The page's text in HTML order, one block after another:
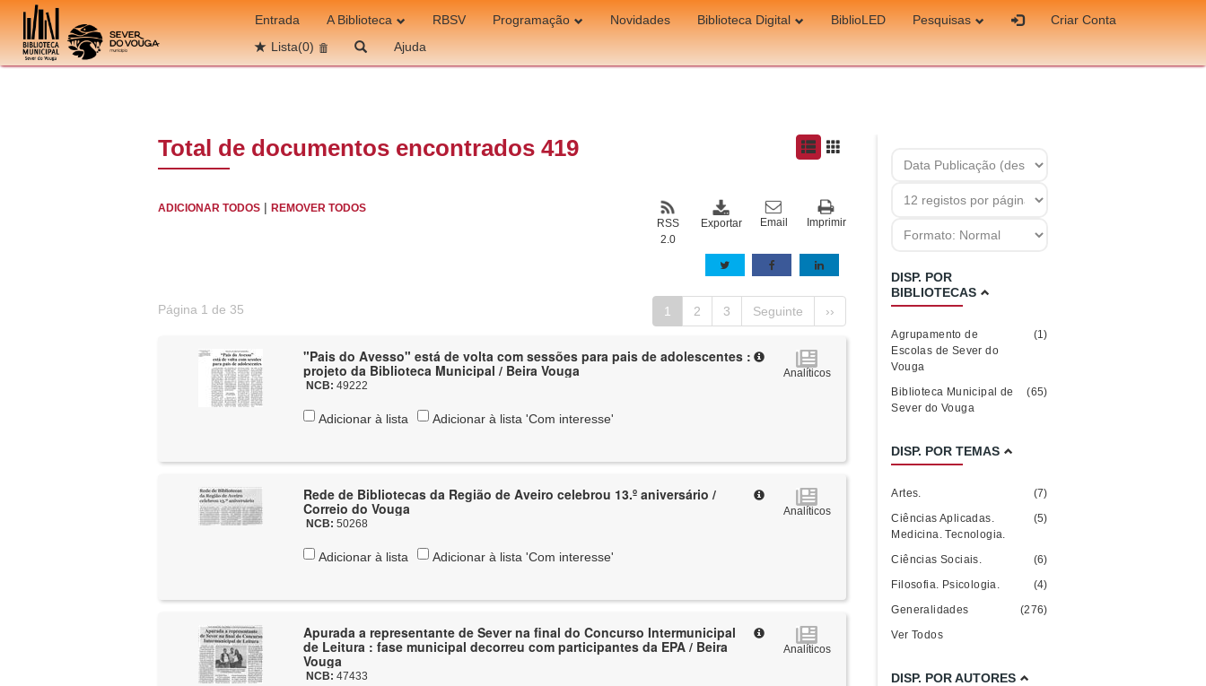
Ir para o conteúdo
Entrada A Biblioteca RBSV Programação Novidades Biblioteca Digital BiblioLED Pesquisas
Criar Conta
Lista(0) Ajuda
Total de documentos encontrados 419
ADICIONAR TODOS |REMOVER TODOS
Imprimir
Email
Exportar
RSS
2.0
Página 1 de 35 1 2 3 Seguinte ››
"Pais do Avesso" está de volta com sessões para pais de adolescentes :
projeto da Biblioteca Municipal / Beira Vouga
NCB:49222
Analíticos
Adicionar à lista Adicionar à lista 'Com interesse'
Rede de Bibliotecas da Região de Aveiro celebrou 13.º aniversário /
Correio do Vouga
NCB:50268
Analíticos
Adicionar à lista Adicionar à lista 'Com interesse'
Apurada a representante de Sever na final do Concurso Intermunicipal
de Leitura : fase municipal decorreu com participantes da EPA / Beira
Vouga
NCB:47433
Analíticos
DISP. POR
BIBLIOTECAS
Agrupamento de
Escolas de Sever do
Vouga
(1)
Biblioteca Municipal de
Sever do Vouga
(65)
DISP. POR TEMAS
Artes.
(7)
Ciências Aplicadas.
Medicina. Tecnologia.
(5)
Ciências Sociais.
(6)
Filosofia. Psicologia.
(4)
Generalidades
(276)
Ver Todos
DISP. POR AUTORES